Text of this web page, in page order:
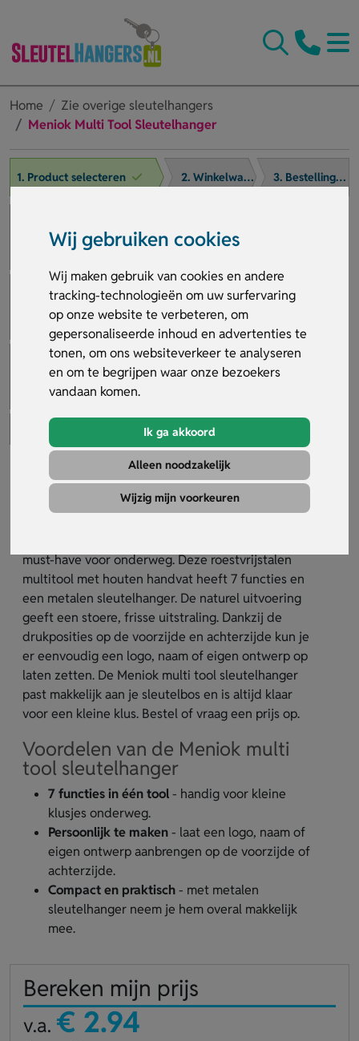
Wij gebruiken cookies
Wij maken gebruik van cookies en andere
tracking-technologieën om uw surfervaring
op onze website te verbeteren, om
gepersonaliseerde inhoud en advertenties te
tonen, om ons websiteverkeer te analyseren
en om te begrijpen waar onze bezoekers
vandaan komen.
Ik ga akkoord
Alleen noodzakelijk
Wijzig mijn voorkeuren
Home
Zie overige sleutelhangers
Meniok Multi Tool Sleutelhanger
1. Product selecteren 2. Winkelwagen 3. Bestelling afronden
Meniok Multi Tool Sleutelhanger
28472
must-have voor onderweg. Deze roestvrijstalen
multitool met houten handvat heeft 7 functies en
een metalen sleutelhanger. De naturel uitvoering
geeft een stoere, frisse uitstraling. Dankzij de
drukposities op de voorzijde en achterzijde kun je
er eenvoudig een logo, naam of eigen ontwerp op
laten zetten. De Meniok multi tool sleutelhanger
past makkelijk aan je sleutelbos en is altijd klaar
voor een kleine klus. Bestel of vraag een prijs op.
Voordelen van de Meniok multi
tool sleutelhanger
7 functies in één tool- handig voor kleine
klusjes onderweg.
Persoonlijk te maken- laat een logo, naam of
eigen ontwerp aanbrengen op de voorzijde of
achterzijde.
Compact en praktisch- met metalen
sleutelhanger neem je hem overal makkelijk
mee.
Bereken mijn prijs
v.a. € 2.94